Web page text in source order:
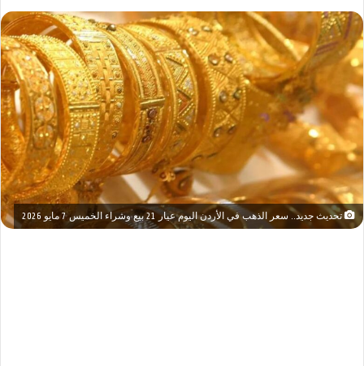
تحديث جديد.. سعر الذهب في الأردن اليوم عيار 21 بيع وشراء الخميس 7 مايو 2026